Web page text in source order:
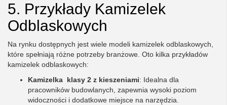
5. Przykłady Kamizelek
Odblaskowych
Na rynku dostępnych jest wiele modeli kamizelek odblaskowych,
które spełniają różne potrzeby branżowe. Oto kilka przykładów
kamizelek odblaskowych:
Kamizelka klasy 2 z kieszeniami: Idealna dla
pracowników budowlanych, zapewnia wysoki poziom
widoczności i dodatkowe miejsce na narzędzia.